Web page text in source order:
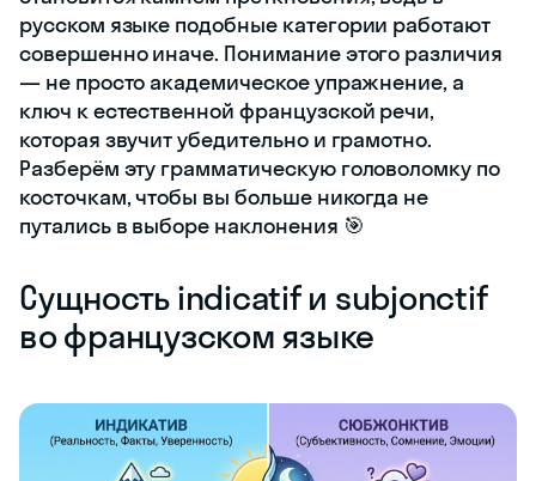
русском языке подобные категории работают
совершенно иначе. Понимание этого различия
— не просто академическое упражнение, а
ключ к естественной французской речи,
которая звучит убедительно и грамотно.
Разберём эту грамматическую головоломку по
косточкам, чтобы вы больше никогда не
путались в выборе наклонения 🎯
Сущность indicatif и subjonctif
во французском языке